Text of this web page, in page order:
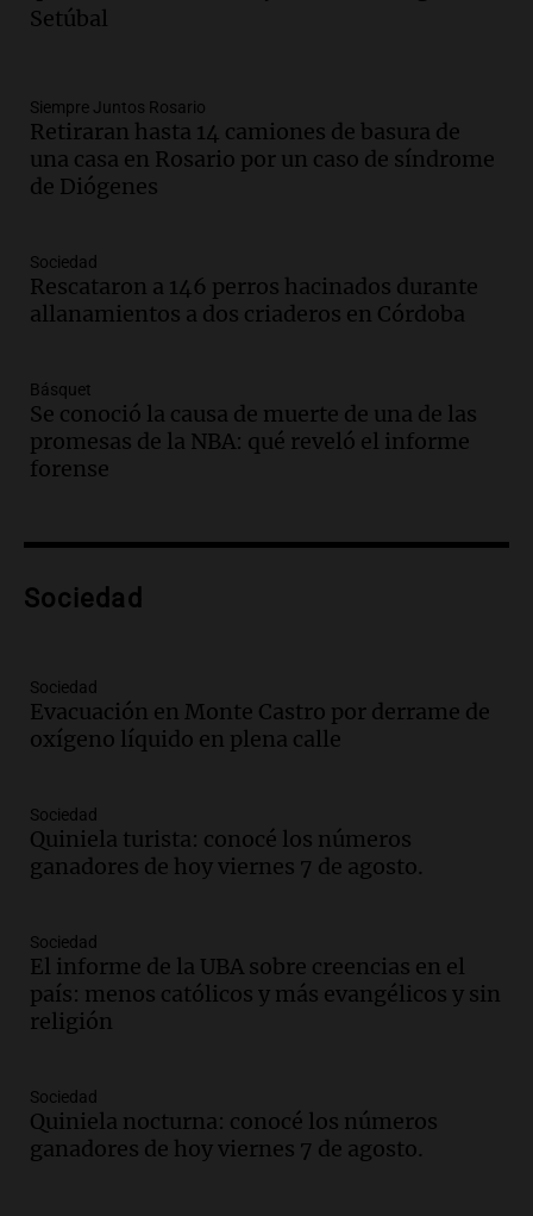
Gato Greco
Audio.Recomendaciones de vino
bonarda para disfrutar el fin de semana
en Mendoza
Panorama Federal
Audio.
en la Sociedad Rural de Bulaya con
actividades para toda la familia
Audio.
edificios y una casa del estudiante para
jóvenes de la región
Panorama Federal
Audio.Preparativos finales para la gran
Bulaya este sábado
Audio.
Congreso y evacuación por derrame de
oxígeno en Montecastro
Audio.
Río Gallegos reporta frío extremo
y llega avión para escuelas de la décima
brigada aérea
Episodios
Audio. La justicia reconoce al COVID
como enfermedad laboral tras la muerte
de un docente
Audio. Aumento de tarifas de luz en San
Luis a partir de agosto por nueva
regulación de la energía
Setúbal
Siempre Juntos Rosario
Retiraran hasta 14 camiones de basura de
una casa en Rosario por un caso de síndrome
de Diógenes
Sociedad
Rescataron a 146 perros hacinados durante
allanamientos a dos criaderos en Córdoba
Básquet
Se conoció la causa de muerte de una de las
promesas de la NBA: qué reveló el informe
forense
Sociedad
Sociedad
Evacuación en Monte Castro por derrame de
oxígeno líquido en plena calle
Sociedad
Quiniela turista: conocé los números
ganadores de hoy viernes 7 de agosto.
Sociedad
El informe de la UBA sobre creencias en el
país: menos católicos y más evangélicos y sin
religión
Sociedad
Quiniela nocturna: conocé los números
ganadores de hoy viernes 7 de agosto.